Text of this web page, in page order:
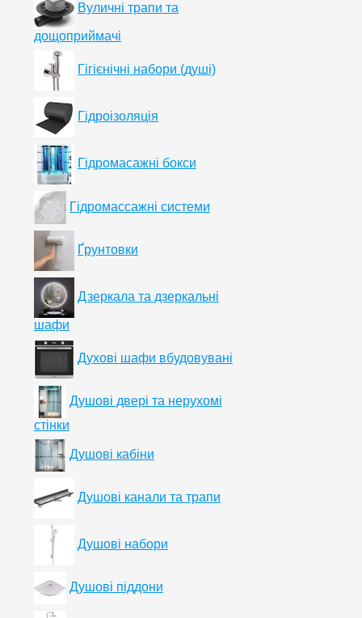
Вуличні трапи та
дощоприймачі
Гігієнічні набори (душі)
Гідроізоляція
Гідромасажні бокси
Гідромассажні системи
Ґрунтовки
Дзеркала та дзеркальні
шафи
Духові шафи вбудовувані
Душові двері та нерухомі
стінки
Душові кабіни
Душові канали та трапи
Душові набори
Душові піддони